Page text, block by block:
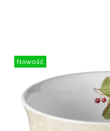
Nowość